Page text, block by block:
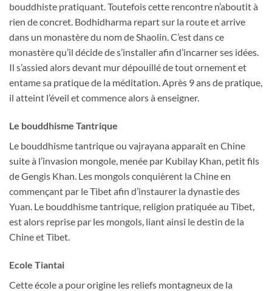
bouddhiste pratiquant. Toutefois cette rencontre n’aboutit à
rien de concret. Bodhidharma repart sur la route et arrive
dans un monastère du nom de Shaolin. C’est dans ce
monastère qu’il décide de s’installer afin d’incarner ses idées.
Il s’assied alors devant mur dépouillé de tout ornement et
entame sa pratique de la méditation. Après 9 ans de pratique,
il atteint l’éveil et commence alors à enseigner.
Le bouddhisme Tantrique
Le bouddhisme tantrique ou vajrayana apparaît en Chine
suite à l’invasion mongole, menée par Kubilay Khan, petit fils
de Gengis Khan. Les mongols conquièrent la Chine en
commençant par le Tibet afin d’instaurer la dynastie des
Yuan. Le bouddhisme tantrique, religion pratiquée au Tibet,
est alors reprise par les mongols, liant ainsi le destin de la
Chine et Tibet.
Ecole Tiantai
Cette école a pour origine les reliefs montagneux de la